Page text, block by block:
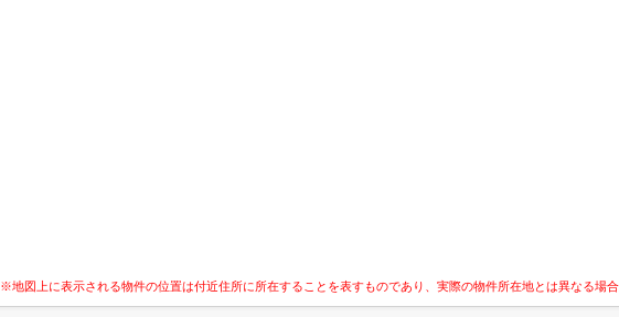
※地図上に表示される物件の位置は付近住所に所在することを表すものであり、実際の物件所在地とは異なる場合